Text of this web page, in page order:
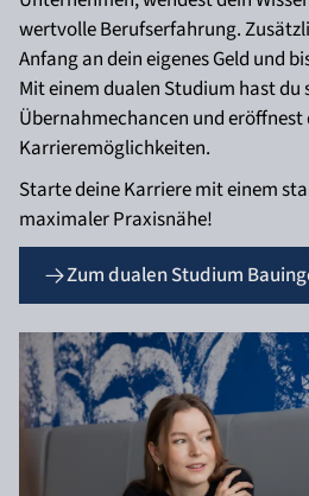
wertvolle Berufserfahrung.
Anfang an dein eigenes Geld und
Mit einem dualen Studium hast du
Übernahmechancen und
Karrieremöglichkeiten.
Starte deine Karriere mit einem
maximaler Praxisnähe!
Zum dualen Studium